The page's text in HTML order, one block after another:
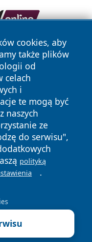
cookies, aby
także plików
od
celach
i
te mogą być
naszych
ze
do serwisu",
polityką
.
prawa
Polityka
Cookies